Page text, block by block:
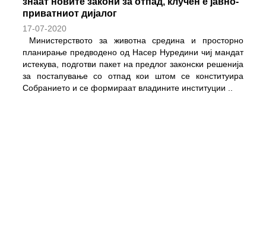
приватниот дијалог
17-07-2020
Министерството за животна средина и просторно
планирање предводено од Насер Нуредини чиј мандат
истекува, подготви пакет на предлог законски решенија
за постапување со отпад кои штом се конституира
Собранието и се формираат владините институции